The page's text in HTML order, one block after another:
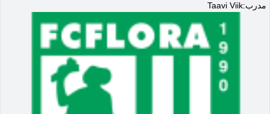
مدرب:Taavi Viik